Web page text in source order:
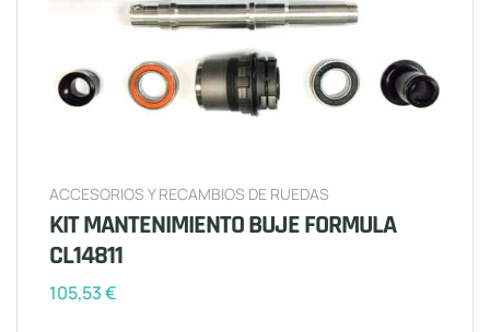
ACCESORIOS Y RECAMBIOS DE RUEDAS
KIT MANTENIMIENTO BUJE FORMULA
CL14811
105,53€